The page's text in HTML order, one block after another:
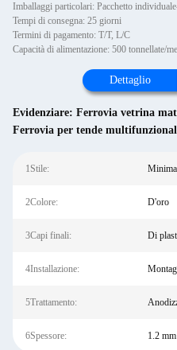
Imballaggi particolari: Pacchetto
Tempi di consegna: 25 giorni
Termini di pagamento: T/T, L/C
Capacità di alimentazione: 500 tonnellate/
Dettaglio
Evidenziare: Ferrovia vetrina
Ferrovia per tende
1Stile:
2Colore: D'oro
3Capi finali: Di
4Installazione:
5Trattamento:
6Spessore: 1.2 mm